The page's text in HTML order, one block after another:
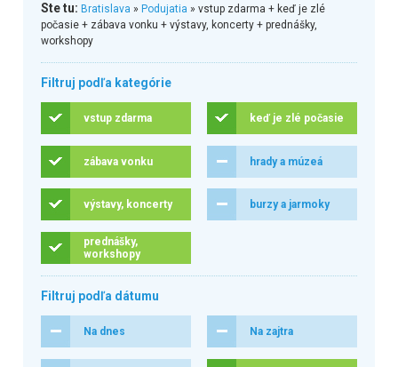
Ste tu: Bratislava » Podujatia » vstup zdarma + keď je zlé
počasie + zábava vonku + výstavy, koncerty + prednášky,
workshopy
Filtruj podľa kategórie
vstup zdarma keď je zlé počasie
zábava vonku hrady a múzeá
výstavy, koncerty burzy a jarmoky
prednášky,
workshopy
Filtruj podľa dátumu
Na dnes Na zajtra